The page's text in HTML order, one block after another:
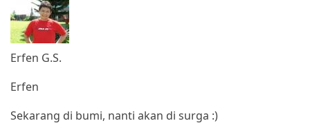
Erfen G.S.
Erfen
Sekarang di bumi, nanti akan di surga :)